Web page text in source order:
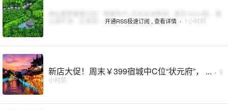
开通RSS极速订阅 , 查看详情 · 1小时前
新店大促！周末￥399宿城中C位“状元府”， ... · 9
小时前